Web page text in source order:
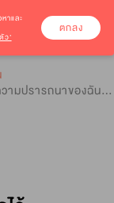
ตอนที่ 57 - นายต้องทำความปรารถนาของฉันให้เป็นจริงด้วยละ
าและ
ว’
ตกลง